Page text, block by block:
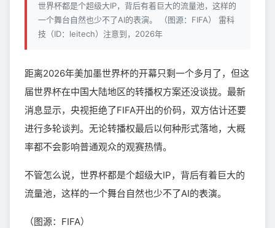
世界杯都是个超级大IP，背后有着巨大的流量池，这样的
一个舞台自然也少不了AI的表演。 （图源：FIFA） 雷科
技（ID：leitech）注意到，2026年
距离2026年美加墨世界杯的开幕只剩一个多月了，但这
届世界杯在中国大陆地区的转播权方案还没谈拢。最新
消息显示，央视拒绝了FIFA开出的价码，双方估计还要
进行多轮谈判。无论转播权最后以何种形式落地，大概
率都不会影响普通观众的观赛热情。
不管怎么说，世界杯都是个超级大IP，背后有着巨大的
流量池，这样的一个舞台自然也少不了AI的表演。
（图源：FIFA）